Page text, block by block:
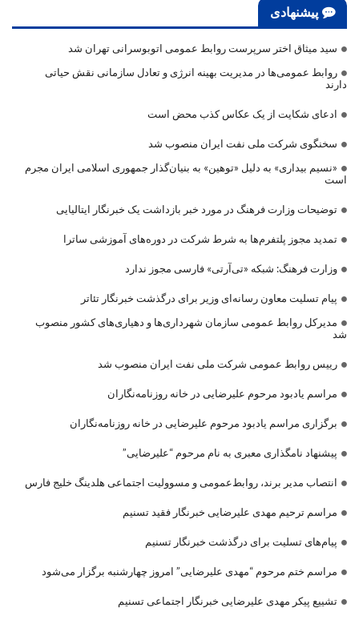
پیشنهادی
سید میثاق اختر سرپرست روابط عمومی اتوبوسرانی تهران شد
روابط عمومی‌ها در مدیریت بهینه انرژی و تعادل سازمانی نقش حیاتی
دارند
ادعای شکایت از یک عکاس کذب محض است
سخنگوی شرکت ملی نفت ایران منصوب شد
«نسیم بیداری» به دلیل «توهین» به بنیان‌گذار جمهوری اسلامی ایران مجرم
است
توضیحات وزارت فرهنگ در مورد خبر بازداشت یک خبرنگار ایتالیایی
تمدید مجوز پلتفرم‌ها به شرط شرکت در دوره‌های آموزشی ساترا
وزارت فرهنگ: شبکه «تی‌آرتی» فارسی مجوز ندارد
پیام تسلیت معاون رسانه‌ای وزیر برای درگذشت خبرنگار تئاتر
مدیرکل روابط عمومی سازمان شهرداری‌ها و دهیاری‌های کشور منصوب
شد
رییس روابط عمومی شرکت ملی نفت ایران منصوب شد
مراسم یادبود مرحوم علیرضایی در خانه روزنامه‌نگاران
برگزاری مراسم یادبود مرحوم علیرضایی در خانه روزنامه‌نگاران
پیشنهاد نامگذاری معبری به نام مرحوم “علیرضایی”
انتصاب مدیر برند، روابط‌عمومی و مسوولیت اجتماعی هلدینگ خلیج فارس
مراسم ترحیم مهدی علیرضایی خبرنگار فقید تسنیم
پیام‌های تسلیت برای درگذشت خبرنگار تسنیم
مراسم ختم مرحوم “مهدی علیرضایی” امروز چهارشنبه برگزار می‌شود
تشییع پیکر مهدی علیرضایی خبرنگار اجتماعی تسنیم